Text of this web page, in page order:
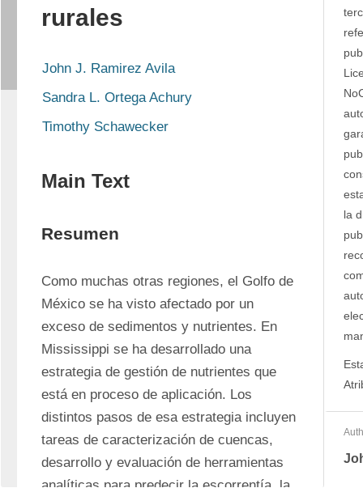
rurales
John J. Ramirez Avila
Sandra L. Ortega Achury
Timothy Schawecker
Main Text
Resumen
Como muchas otras regiones, el Golfo de
México se ha visto afectado por un
exceso de sedimentos y nutrientes. En
Mississippi se ha desarrollado una
estrategia de gestión de nutrientes que
está en proceso de aplicación. Los
distintos pasos de esa estrategia incluyen
tareas de caracterización de cuencas,
desarrollo y evaluación de herramientas
la